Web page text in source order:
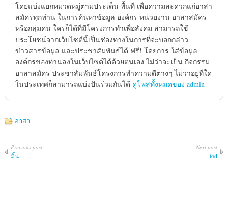
โดยแบ่งแยกหมวดหมู่ตามประเด็น พื้นที่ เพื่อความสะดวกแก่อาสา
สมัครทุกท่าน ในการค้นหาข้อมูล องค์กร หน่วยงาน อาสาสมัคร
หรือกลุ่มคน ใครก็ได้ที่มีโครงการทำเพื่อสังคม สามารถใช้
ประโยชน์จากเว็บไซต์นี้เป็นช่องทางในการที่จะบอกกล่าว
ข่าวสารข้อมูล และประชาสัมพันธ์ได้ ฟรี! โดยการ ใส่ข้อมูล
องค์กรของท่านลงในเว็บไซต์ได้ด้วยตนเอง ไม่ว่าจะเป็น กิจกรรม
อาสาสมัคร ประชาสัมพันธ์โครงการทำความดีต่างๆ ไม่ว่าอยู่ที่ใด
ในประเทศก็สามารถแบ่งปันร่วมกันได้ ดูโพสทั้งหมดของ admin
อาสา
Previous post
มิ้น
Next post
tod